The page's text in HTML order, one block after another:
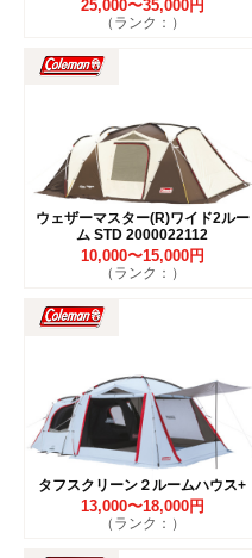
25,000〜35,000円
（ランク：）
ウェザーマスター(R)ワイド2ルー
ム STD 2000022112
10,000〜15,000円
（ランク：）
タフスクリーン２ルームハウス+
13,000〜18,000円
（ランク：）